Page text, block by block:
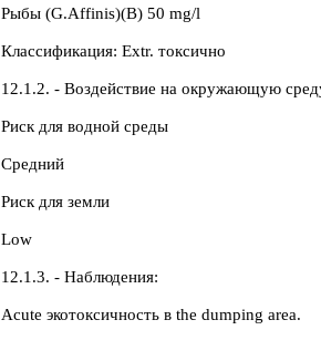
Рыбы (G.Affinis)(B) 50 mg/l
Классификация: Extr. токсично
12.1.2. - Воздействие на окружающую
Риск для водной среды
Средний
Риск для земли
Low
12.1.3. - Наблюдения:
Acute экотоксичность в the dumping area.